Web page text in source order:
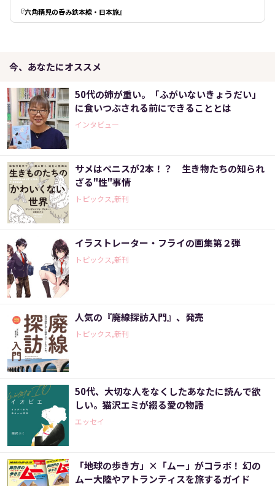
『六角精児の呑み鉄本線・日本旅』
今、あなたにオススメ
50代の姉が重い。「ふがいないきょうだい」
に食いつぶされる前にできることとは
インタビュー
サメはペニスが2本！？ 生き物たちの知られ
ざる"性"事情
トピックス,新刊
イラストレーター・フライの画集第２弾
トピックス,新刊
人気の『廃線探訪入門』、発売
トピックス,新刊
50代、大切な人をなくしたあなたに読んで欲
しい。猫沢エミが綴る愛の物語
エッセイ
「地球の歩き方」×「ムー」がコラボ！ 幻の
ムー大陸やアトランティスを旅するガイド